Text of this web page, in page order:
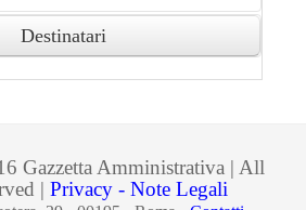
Destinatari
sarà rilasciato
Gazzetta Amministrativa | All
| Privacy - Note Legali